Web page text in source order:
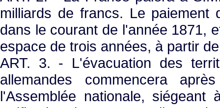
milliards de francs. Le
dans le courant de l'année 1871,
espace de trois années, à partir
ART. 3. - L'évacuation des
allemandes commencera
l'Assemblée nationale, siégeant